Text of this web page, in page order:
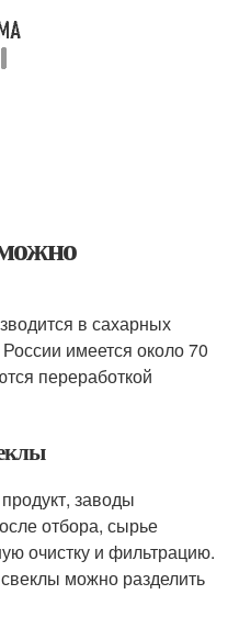
в сахарных
имеется около 70
переработкой
заводы
отбора, сырье
очистку и фильтрацию.
можно разделить